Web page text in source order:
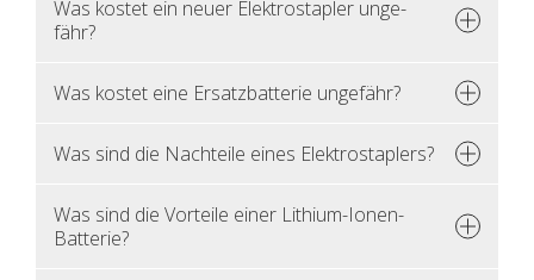
Was kos­tet ein neuer Elek­tro­stap­ler un­ge­
fähr?
Was kos­tet eine Er­satz­bat­te­rie un­ge­fähr?
Was sind die Nach­tei­le eines Elek­tro­stap­lers?
Was sind die Vor­tei­le einer Li­thi­um-Ionen-
Bat­te­rie?